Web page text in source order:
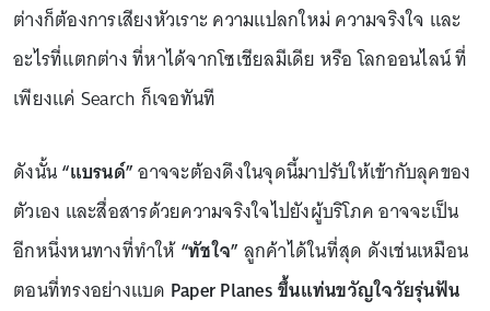
ต่างก็ต้องการเสียงหัวเราะ ความแปลกใหม่ ความจริงใจ และ
อะไรที่แตกต่าง ที่หาได้จากโซเชียลมีเดีย หรือ โลกออนไลน์ ที่
เพียงแค่ Search ก็เจอทันที
ดังนั้น“แบรนด์”อาจจะต้องดึงในจุดนี้มาปรับให้เข้ากับลุคของ
ตัวเอง และสื่อสารด้วยความจริงใจไปยังผู้บริโภค อาจจะเป็น
อีกหนึ่งหนทางที่ทำให้“ทัชใจ” ลูกค้าได้ในที่สุด ดังเช่นเหมือน
ตอนที่ทรงอย่างแบด Paper Planes ขึ้นแท่นขวัญใจวัยรุ่นฟัน